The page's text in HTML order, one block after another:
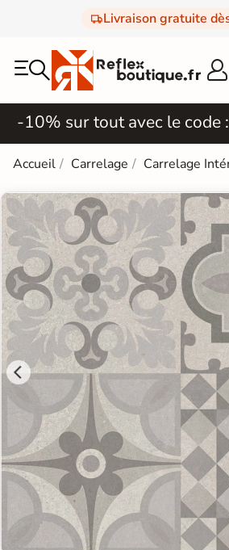
Livraison gratuite

-10% sur tout avec le code :
Accueil Carrelage Carrelage